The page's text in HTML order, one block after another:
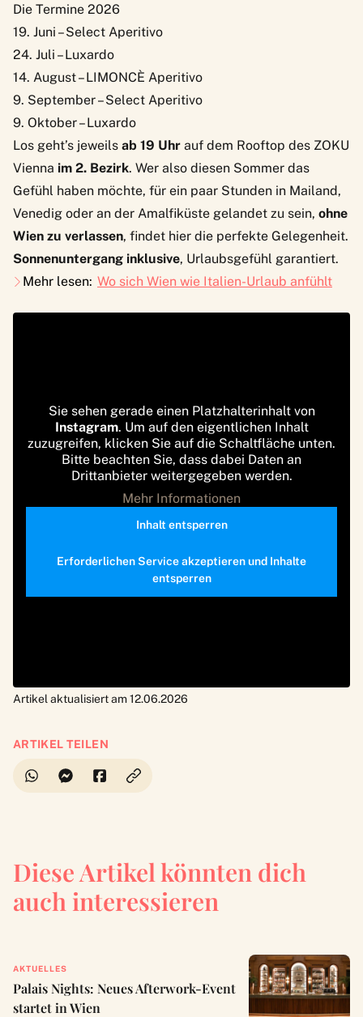
Die Termine 2026
19. Juni – Select Aperitivo
24. Juli – Luxardo
14. August – LIMONCÈ Aperitivo
9. September – Select Aperitivo
9. Oktober – Luxardo
Los geht’s jeweils ab 19 Uhr auf dem Rooftop des ZOKU
Vienna im 2. Bezirk. Wer also diesen Sommer das
Gefühl haben möchte, für ein paar Stunden in Mailand,
Venedig oder an der Amalfiküste gelandet zu sein, ohne
Wien zu verlassen, findet hier die perfekte Gelegenheit.
Sonnenuntergang inklusive, Urlaubsgefühl garantiert.
Mehr lesen: Wo sich Wien wie Italien-Urlaub anfühlt
Sie sehen gerade einen Platzhalterinhalt von
Instagram. Um auf den eigentlichen Inhalt
zuzugreifen, klicken Sie auf die Schaltfläche unten.
Bitte beachten Sie, dass dabei Daten an
Drittanbieter weitergegeben werden.
Mehr Informationen
Inhalt entsperren
Erforderlichen Service akzeptieren und Inhalte
entsperren
Artikel aktualisiert am 12.06.2026
ARTIKEL TEILEN
Diese Artikel könnten dich
auch interessieren
AKTUELLES
Palais Nights: Neues Afterwork-Event
startet in Wien